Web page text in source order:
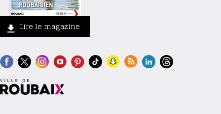
Lire le magazine